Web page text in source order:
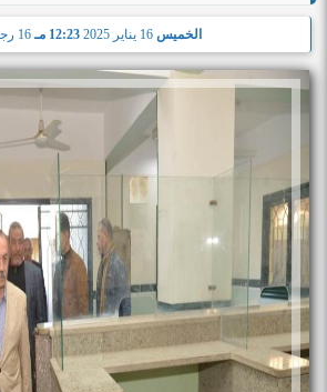
الخميس 16 يناير 2025 12:23 مـ 16 رجب 1446